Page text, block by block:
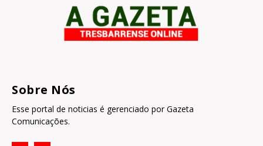
Sobre Nós
Esse portal de noticias é gerenciado por Gazeta
Comunicações.